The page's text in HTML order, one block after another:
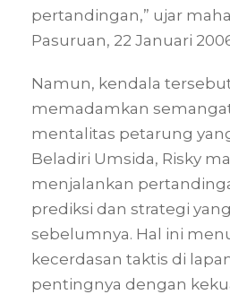
pertandingan,” ujar
Pasuruan, 22 Januari
Namun, kendala
memadamkan
mentalitas petarung
Beladiri Umsida, Risky
menjalankan
prediksi dan strategi
sebelumnya. Hal ini
kecerdasan taktis di
pentingnya dengan